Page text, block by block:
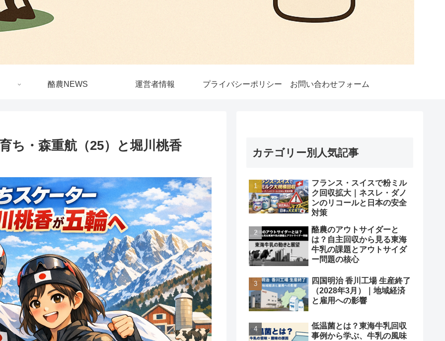
酪農NEWS 運営者情報 プライバシーポリシー お問い合わせフォーム
ち・森重航（25）と堀川桃香 カテゴリー別人気記事
フランス・スイスで粉ミル
ク回収拡大｜ネスレ・ダノ
ンのリコールと日本の安全
対策
酪農のアウトサイダーと
は？自主回収から見る東海
牛乳の課題とアウトサイダ
ー問題の核心
四国明治 香川工場 生産終了
（2028年3月）｜地域経済
と雇用への影響
低温菌とは？東海牛乳回収
事例から学ぶ、牛乳の風味